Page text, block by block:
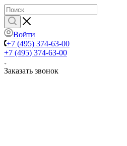
Войти
+7 (495) 374-63-00
+7 (495) 374-63-00
Заказать звонок